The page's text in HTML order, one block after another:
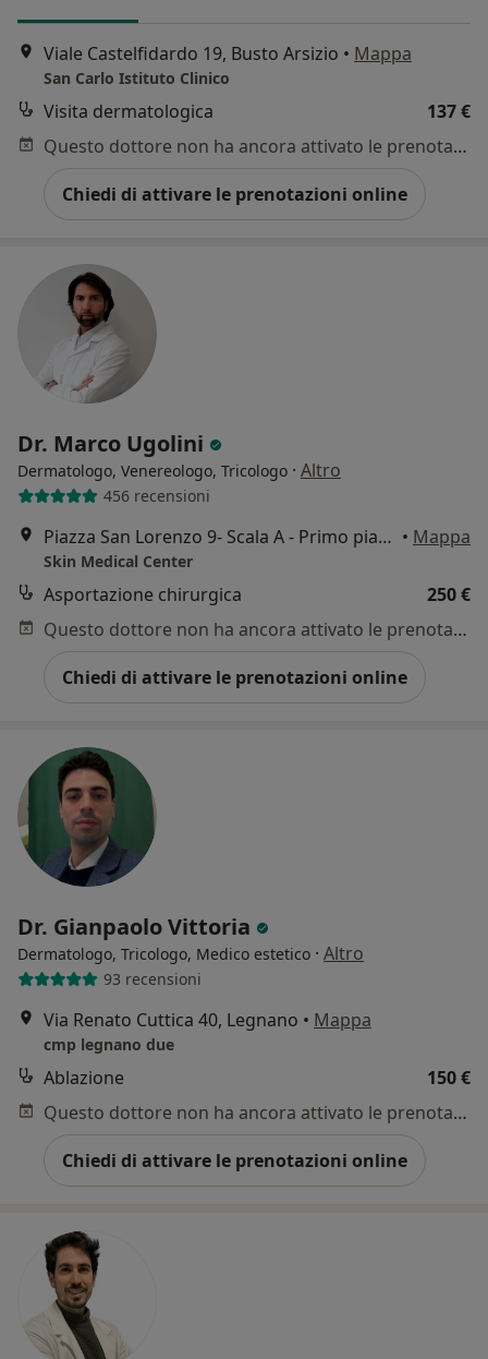
Viale Castelfidardo 19, Busto Arsizio • Mappa
San Carlo Istituto Clinico
Visita dermatologica
137 €
Questo dottore non ha ancora attivato le prenotazioni online presso questo indirizzo.
Chiedi di attivare le prenotazioni online
Dr. Marco Ugolini
Dermatologo, Venereologo, Tricologo · Altro
456 recensioni
Piazza San Lorenzo 9- Scala A - Primo piano, Gallarate • Mappa
Skin Medical Center
Asportazione chirurgica
250 €
Questo dottore non ha ancora attivato le prenotazioni online presso questo indirizzo.
Chiedi di attivare le prenotazioni online
Dr. Gianpaolo Vittoria
Dermatologo, Tricologo, Medico estetico · Altro
93 recensioni
Via Renato Cuttica 40, Legnano • Mappa
cmp legnano due
Ablazione
150 €
Questo dottore non ha ancora attivato le prenotazioni online presso questo indirizzo.
Chiedi di attivare le prenotazioni online